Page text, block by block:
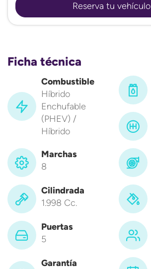
Reserva tu vehículo
Ficha técnica
Combustible
Híbrido
Enchufable
(PHEV) /
Híbrido
Marchas
8
Cilindrada
1.998 Cc.
Puertas
5
Garantía